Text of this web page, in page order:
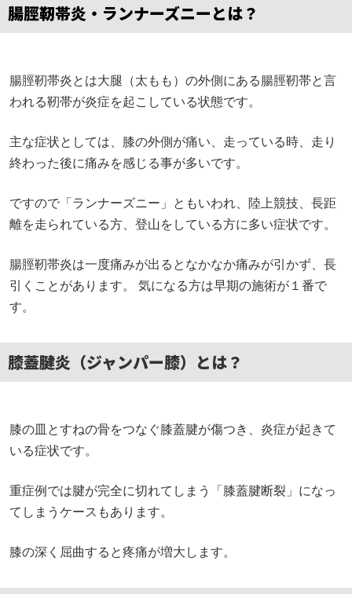
腸脛靭帯炎・ランナーズニーとは？
腸脛靭帯炎とは大腿（太もも）の外側にある腸脛靭帯と言
われる靭帯が炎症を起こしている状態です。
主な症状としては、膝の外側が痛い、走っている時、走り
終わった後に痛みを感じる事が多いです。
ですので「ランナーズニー」ともいわれ、陸上競技、長距
離を走られている方、登山をしている方に多い症状です。
腸脛靭帯炎は一度痛みが出るとなかなか痛みが引かず、長
引くことがあります。 気になる方は早期の施術が１番で
す。
膝蓋腱炎（ジャンパー膝）とは？
膝の皿とすねの骨をつなぐ膝蓋腱が傷つき、炎症が起きて
いる症状です。
重症例では腱が完全に切れてしまう「膝蓋腱断裂」になっ
てしまうケースもあります。
膝の深く屈曲すると疼痛が増大します。